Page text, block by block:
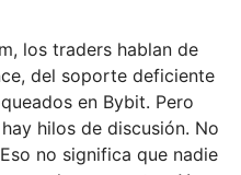
los traders hablan de
del soporte deficiente
en Bybit. Pero
hilos de discusión. No
no significa que nadie